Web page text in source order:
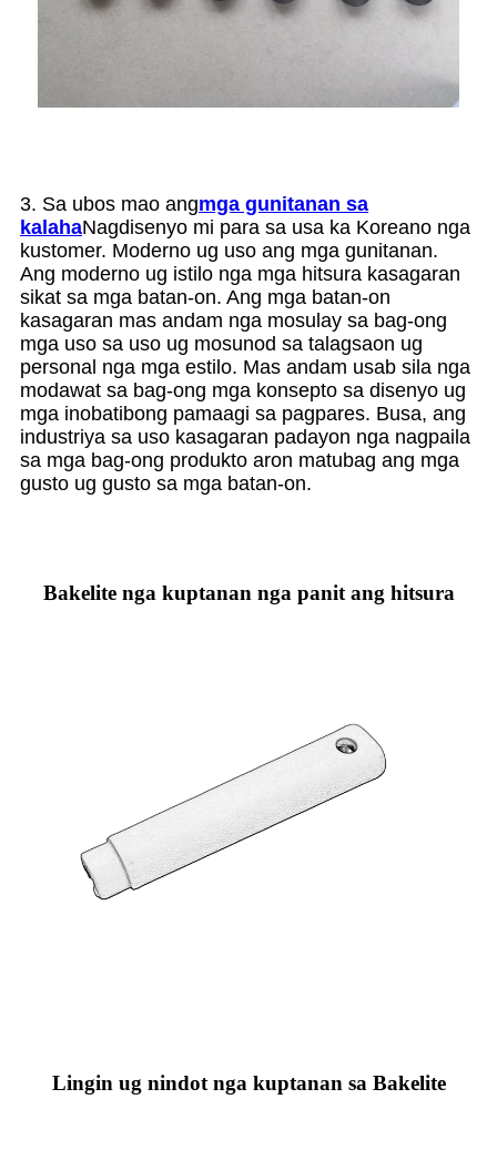
3. Sa ubos mao angmga gunitanan sa
kalahaNagdisenyo mi para sa usa ka Koreano nga
kustomer. Moderno ug uso ang mga gunitanan.
Ang moderno ug istilo nga mga hitsura kasagaran
sikat sa mga batan-on. Ang mga batan-on
kasagaran mas andam nga mosulay sa bag-ong
mga uso sa uso ug mosunod sa talagsaon ug
personal nga mga estilo. Mas andam usab sila nga
modawat sa bag-ong mga konsepto sa disenyo ug
mga inobatibong pamaagi sa pagpares. Busa, ang
industriya sa uso kasagaran padayon nga nagpaila
sa mga bag-ong produkto aron matubag ang mga
gusto ug gusto sa mga batan-on.
Bakelite nga kuptanan nga panit ang hitsura
Lingin ug nindot nga kuptanan sa Bakelite